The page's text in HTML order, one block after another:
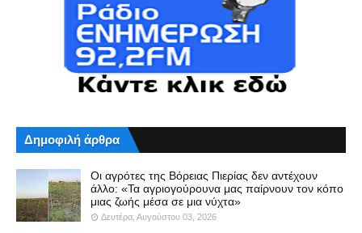
Δημοφιλή άρθρα
Οι αγρότες της Βόρειας Πιερίας δεν αντέχουν
άλλο: «Τα αγριογούρουνα μας παίρνουν τον κόπο
μιας ζωής μέσα σε μια νύχτα»
Δευτέρα, Αυγούστου 03, 2026